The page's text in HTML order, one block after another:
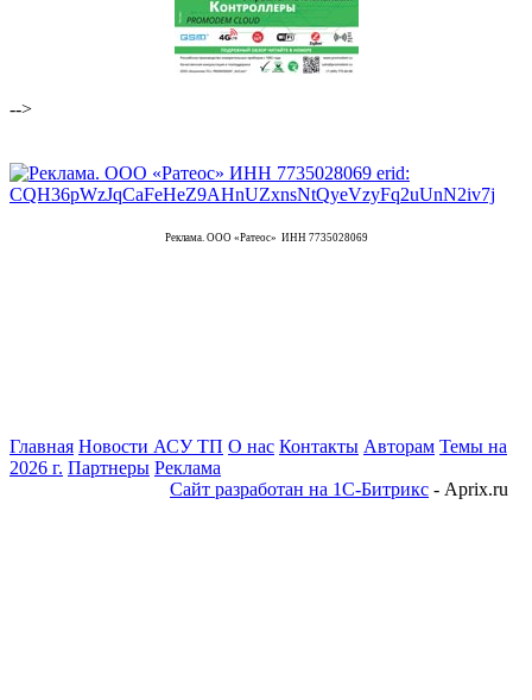
-->
Реклама. ООО «Ратеос» ИНН 7735028069
Главная Новости АСУ ТП О нас Контакты Авторам Темы на
2026 г. Партнеры Реклама
Сайт разработан на 1С-Битрикс - Aprix.ru